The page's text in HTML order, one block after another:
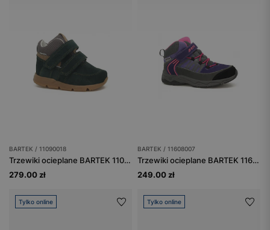
BARTEK / 11090018
Trzewiki ocieplane BARTEK 11090018, dla chłopców, zielony
279.00 zł
BARTEK / 11608007
Trzewiki ocieplane BARTEK 11608007, dla dziewcząt, fioletowo-czarny
249.00 zł
Tylko online Tylko online